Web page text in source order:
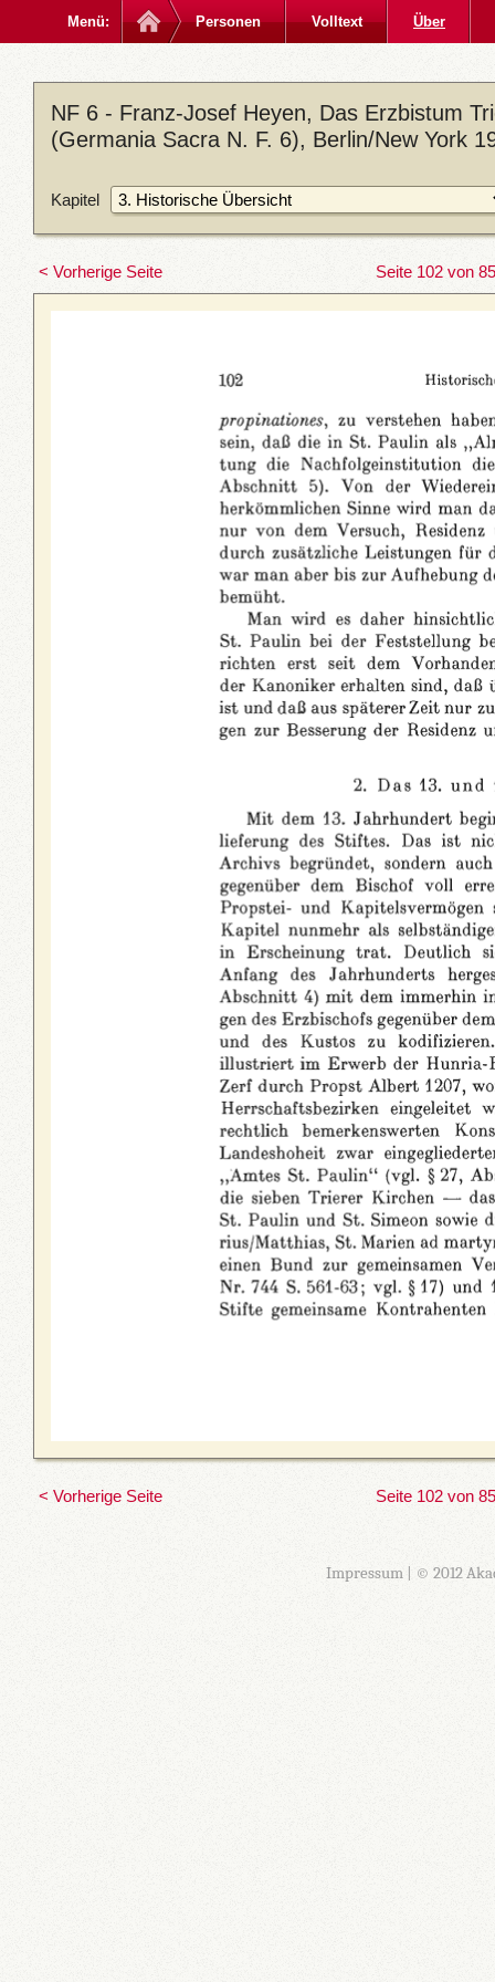
Menü: Personen Volltext Über
NF 6 - Franz-Josef Heyen, Das Erzbistum
(Germania Sacra N. F. 6), Berlin/New York
Kapitel
< Vorherige Seite Seite 102 von
< Vorherige Seite Seite 102 von
Impressum| © 2012